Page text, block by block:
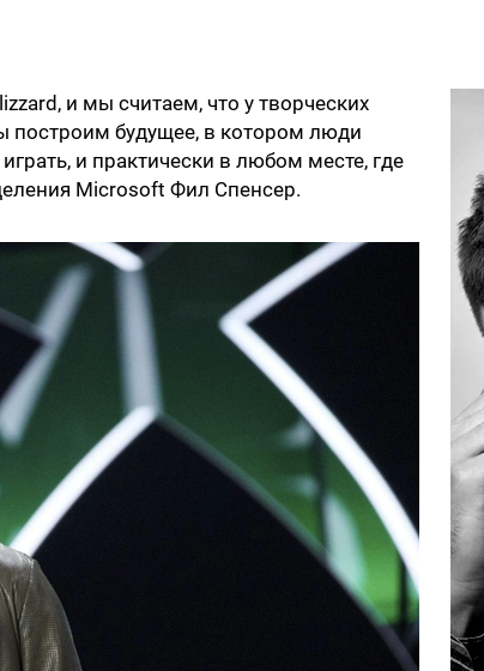
и мы считаем, что у творческих
построим будущее, в котором люди
и практически в любом месте, где
Microsoft Фил Спенсер.